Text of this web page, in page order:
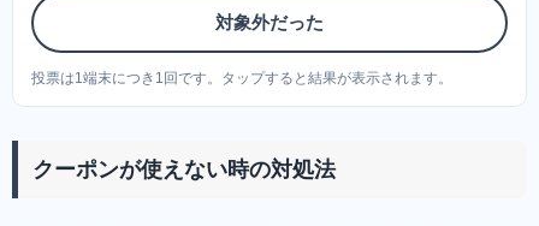
対象外だった
投票は1端末につき1回です。タップすると結果が表示されます。
クーポンが使えない時の対処法